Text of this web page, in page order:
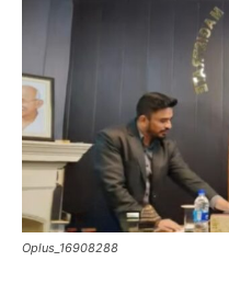
Oplus_16908288